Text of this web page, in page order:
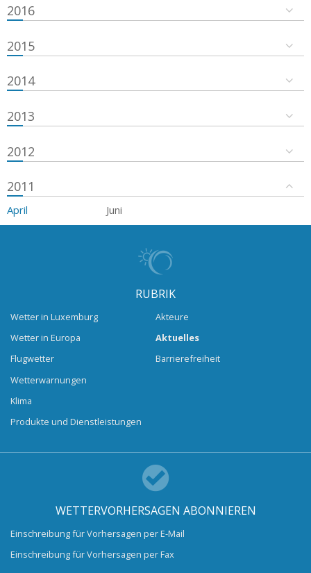
2016
2015
2014
2013
2012
2011
April Juni
RUBRIK
Wetter in Luxemburg
Wetter in Europa
Flugwetter
Wetterwarnungen
Klima
Produkte und Dienstleistungen
Akteure
Aktuelles
Barrierefreiheit
WETTERVORHERSAGEN ABONNIEREN
Einschreibung für Vorhersagen per E-Mail
Einschreibung für Vorhersagen per Fax